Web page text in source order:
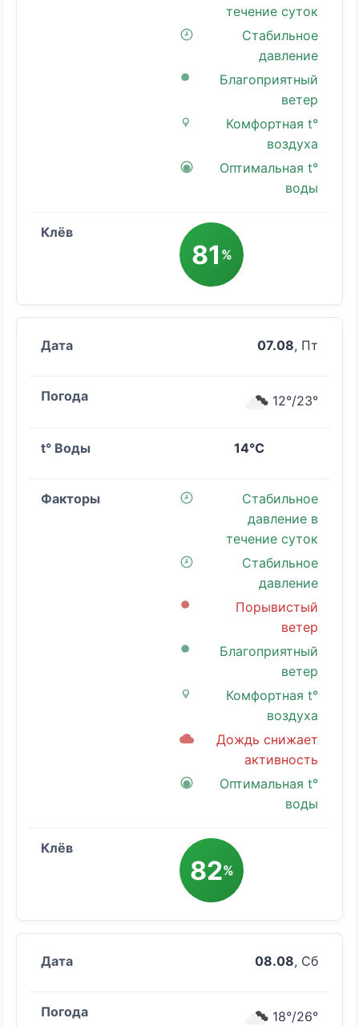
течение суток
Стабильное
давление
Благоприятный
ветер
Комфортная t°
воздуха
Оптимальная t°
воды
81 %
07.08, Пт
12°/23°
14°C
Стабильное
давление в
течение суток
Стабильное
давление
Порывистый
ветер
Благоприятный
ветер
Комфортная t°
воздуха
Дождь снижает
активность
Оптимальная t°
воды
82%
08.08, Сб
18°/26°